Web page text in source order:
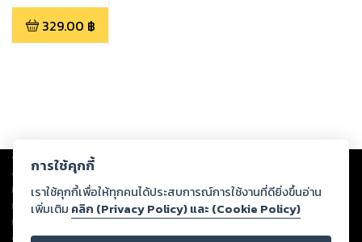
329.00 ฿
Copyright © 2026
ต่อผลงานหรือเนื้อหาใดที่อัปโหลดผ่านเว็บไซต์และปรากฏว่าละเมิดสิทธิใน
ทรัพย์สินทางปัญญาของบุคคลอื่นหรือขัดต่อกฎหมายและศีลธรรม ดังนั้น ผู้อ่าน
ทุกท่านโปรดใช้วิจารณญาณในการกลั่นกรองด้วยตนเอง และหากท่านพบว่าส่วน
หนึ่งส่วนใดขัดต่อกฎหมายและศีลธรรม กรุณาแจ้งมายังบริษัท เพื่อทีมงานจะได้
ดำเนินการในทันที ทั้งนี้ ทางสตอรี่ล็อกขอสงวนลิขสิทธิ์ตามพระราชบัญญัติ
การใช้คุกกี้
เราใช้คุกกี้เพื่อให้ทุกคนได้ประสบการณ์การใช้งานที่ดียิ่งขึ้นอ่าน
เพิ่มเติม คลิก (Privacy Policy) และ (Cookie Policy)